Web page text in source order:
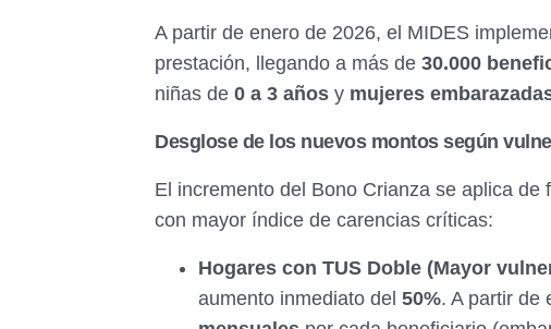
A partir de enero de 2026, el MIDES
prestación, llegando a más de 30.000
niñas de 0 a 3 años y mujeres
Desglose de los nuevos montos según
El incremento del Bono Crianza se aplica
con mayor índice de carencias críticas:
Hogares con TUS Doble (Mayor
aumento inmediato del 50%. A partir de